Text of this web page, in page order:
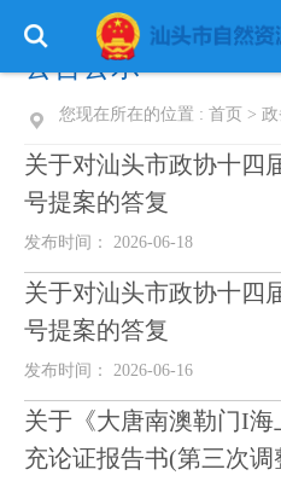
公告公示
您现在所在的位置 : 首页 >
关于对汕头市政协十四
号提案的答复
发布时间： 2026-06-18
关于对汕头市政协十四
号提案的答复
发布时间： 2026-06-16
关于《大唐南澳勒门I
充论证报告书(第三次